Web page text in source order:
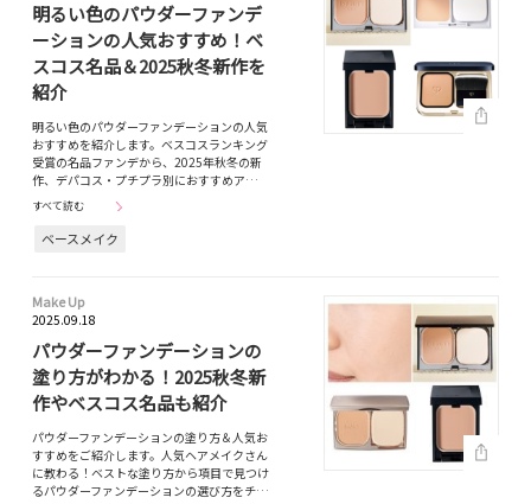
明るい色のパウダーファンデ
ーションの人気おすすめ！ベ
スコス名品＆2025秋冬新作を
紹介
明るい色のパウダーファンデーションの人気
おすすめを紹介します。ベスコスランキング
受賞の名品ファンデから、2025年秋冬の新
作、デパコス・プチプラ別におすすめア…
すべて読む
ベースメイク
Make Up
2025.09.18
パウダーファンデーションの
塗り方がわかる！2025秋冬新
作やベスコス名品も紹介
パウダーファンデーションの塗り方＆人気お
すすめをご紹介します。人気ヘアメイクさん
に教わる！ベストな塗り方から項目で見つけ
るパウダーファンデーションの選び方をチ…